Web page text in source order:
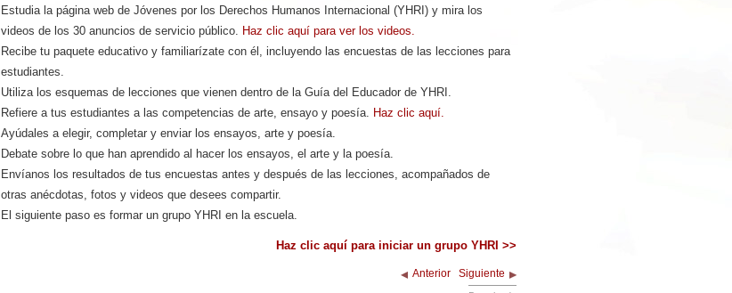
Estudia la página web de Jóvenes por los Derechos Humanos Internacional (YHRI) y mira los
videos de los 30 anuncios de servicio público. Haz clic aquí para ver los videos.
Recibe tu paquete educativo y familiarízate con él, incluyendo las encuestas de las lecciones para
estudiantes.
Utiliza los esquemas de lecciones que vienen dentro de la Guía del Educador de YHRI.
Refiere a tus estudiantes a las competencias de arte, ensayo y poesía. Haz clic aquí.
Ayúdales a elegir, completar y enviar los ensayos, arte y poesía.
Debate sobre lo que han aprendido al hacer los ensayos, el arte y la poesía.
Envíanos los resultados de tus encuestas antes y después de las lecciones, acompañados de
otras anécdotas, fotos y videos que desees compartir.
El siguiente paso es formar un grupo YHRI en la escuela.
Haz clic aquí para iniciar un grupo YHRI >>
Anterior Siguiente